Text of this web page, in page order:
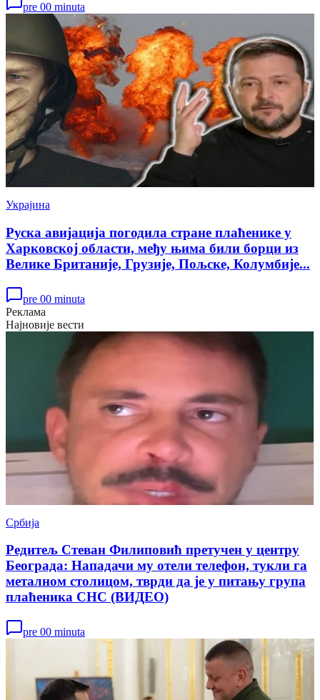
pre 00 minuta
Украјина
Руска авијација погодила стране плаћенике у
Харковској области, међу њима били борци из
Велике Британије, Грузије, Пољске, Колумбије...
pre 00 minuta
Реклама
Најновије вести
Србија
Редитељ Стеван Филиповић претучен у центру
Београда: Нападачи му отели телефон, тукли га
металном столицом, тврди да је у питању група
плаћеника СНС (ВИДЕО)
pre 00 minuta